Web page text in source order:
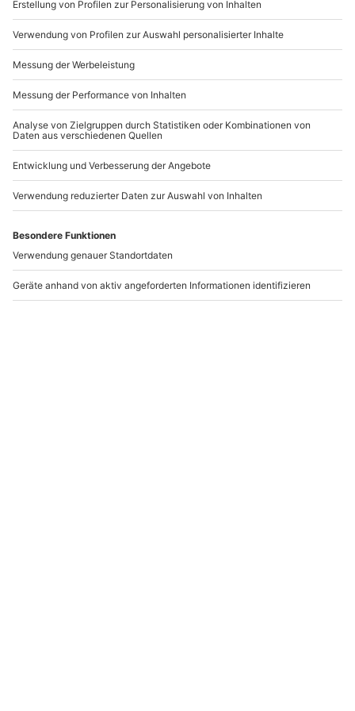
www.b2b.mydays.de/
Andere Produkte entdecken
Dine & Crime Ursberg